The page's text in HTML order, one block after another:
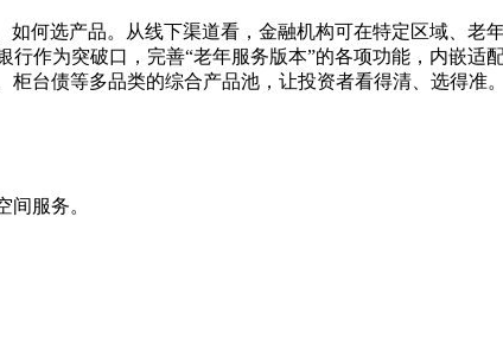
何选产品。从线下渠道看，金融机构可在特定区域、
作为突破口，完善“老年服务版本”的各项功能，内嵌适
台债等多品类的综合产品池，让投资者看得清、选得准。
服务。